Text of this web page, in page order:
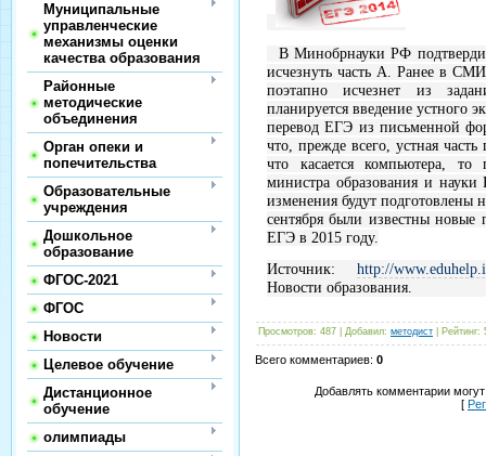
Муниципальные
управленческие
механизмы оценки
качества образования
Районные
методические
объединения
Орган опеки и
попечительства
Образовательные
учреждения
Дошкольное
образование
ФГОС-2021
ФГОС
Новости
Целевое обучение
Дистанционное
обучение
олимпиады
В Минобрнауки РФ
исчезнуть часть А. Ранее в
поэтапно исчезнет из
планируется введение устного
перевод ЕГЭ из письменной
что, прежде всего, устная
что касается компьютера,
министра образования и
изменения будут подготовлены
сентября были известны новые
ЕГЭ в 2015 году.
Источник: http://
Новости образования.
Просмотров: 487 Добавил: методист Рейтинг:
Всего комментариев: 0
Добавлять комментарии
[